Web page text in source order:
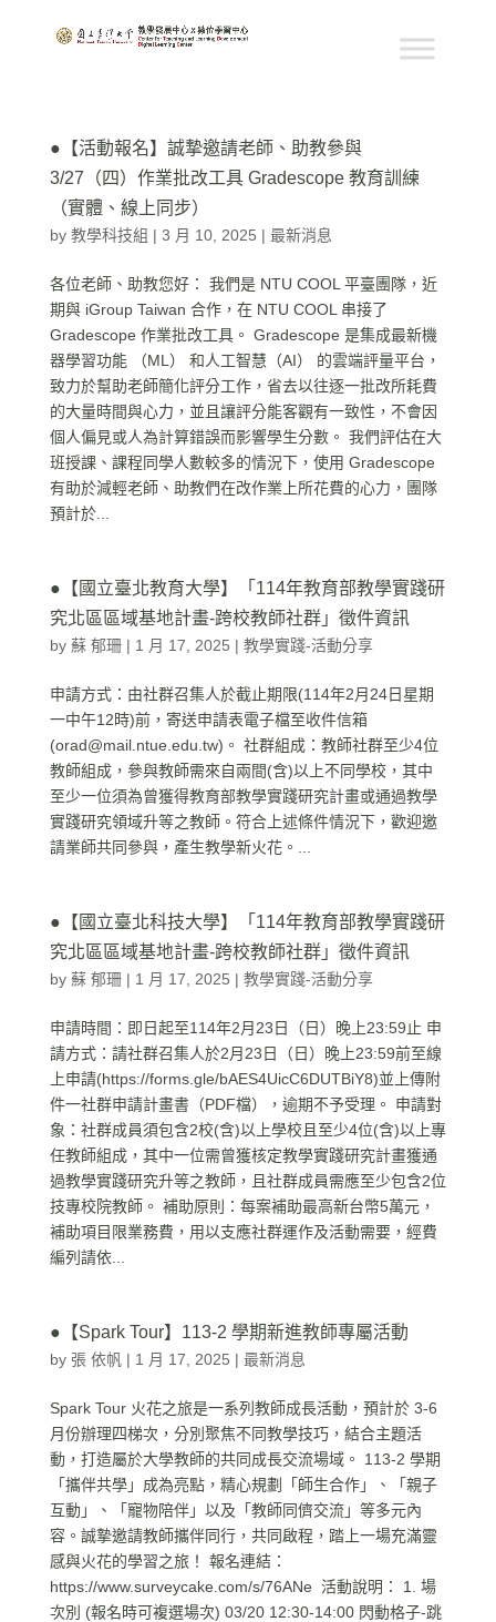
●【活動報名】誠摯邀請老師、助教參與
3/27（四）作業批改工具 Gradescope 教育訓練
（實體、線上同步）
by 教學科技組 | 3 月 10, 2025 | 最新消息
各位老師、助教您好： 我們是 NTU COOL 平臺團隊，近
期與 iGroup Taiwan 合作，在 NTU COOL 串接了
Gradescope 作業批改工具。 Gradescope 是集成最新機
器學習功能 （ML） 和人工智慧（AI） 的雲端評量平台，
致力於幫助老師簡化評分工作，省去以往逐一批改所耗費
的大量時間與心力，並且讓評分能客觀有一致性，不會因
個人偏見或人為計算錯誤而影響學生分數。 我們評估在大
班授課、課程同學人數較多的情況下，使用 Gradescope
有助於減輕老師、助教們在改作業上所花費的心力，團隊
預計於...
●【國立臺北教育大學】「114年教育部教學實踐研
究北區區域基地計畫-跨校教師社群」徵件資訊
by 蘇 郁珊| 1 月 17, 2025 | 教學實踐-活動分享
申請方式：由社群召集人於截止期限(114年2月24日星期
一中午12時)前，寄送申請表電子檔至收件信箱
(orad@mail.ntue.edu.tw)。 社群組成：教師社群至少4位
教師組成，參與教師需來自兩間(含)以上不同學校，其中
至少一位須為曾獲得教育部教學實踐研究計畫或通過教學
實踐研究領域升等之教師。符合上述條件情況下，歡迎邀
請業師共同參與，產生教學新火花。...
●【國立臺北科技大學】「114年教育部教學實踐研
究北區區域基地計畫-跨校教師社群」徵件資訊
by 蘇 郁珊| 1 月 17, 2025 | 教學實踐-活動分享
申請時間：即日起至114年2月23日（日）晚上23:59止 申
請方式：請社群召集人於2月23日（日）晚上23:59前至線
上申請(https://forms.gle/bAES4UicC6DUTBiY8)並上傳附
件一社群申請計畫書（PDF檔），逾期不予受理。 申請對
象：社群成員須包含2校(含)以上學校且至少4位(含)以上專
任教師組成，其中一位需曾獲核定教學實踐研究計畫獲通
過教學實踐研究升等之教師，且社群成員需應至少包含2位
技專校院教師。 補助原則：每案補助最高新台幣5萬元，
補助項目限業務費，用以支應社群運作及活動需要，經費
編列請依...
●【Spark Tour】113-2 學期新進教師專屬活動
by 張 依帆 | 1 月 17, 2025 | 最新消息
Spark Tour 火花之旅是一系列教師成長活動，預計於 3-6
月份辦理四梯次，分別聚焦不同教學技巧，結合主題活
動，打造屬於大學教師的共同成長交流場域。 113-2 學期
「攜伴共學」成為亮點，精心規劃「師生合作」、「親子
互動」、「寵物陪伴」以及「教師同儕交流」等多元內
容。誠摯邀請教師攜伴同行，共同啟程，踏上一場充滿靈
感與火花的學習之旅！ 報名連結：
https://www.surveycake.com/s/76ANe 活動說明： 1. 場
次別 (報名時可複選場次) 03/20 12:30-14:00 閃動格子-跳